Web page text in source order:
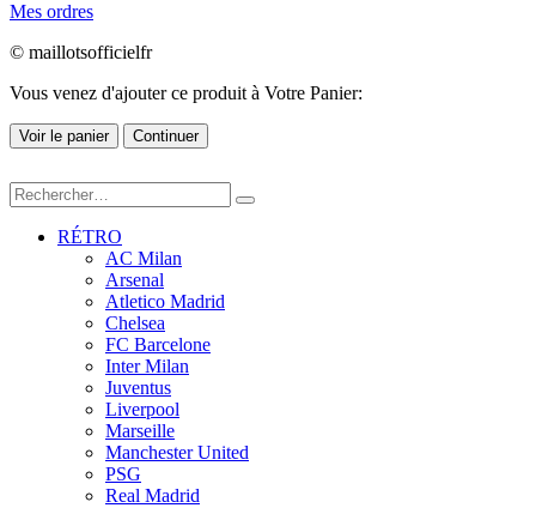
Mes ordres
© maillotsofficielfr
Vous venez d'ajouter ce produit à Votre Panier:
Voir le panier Continuer
RÉTRO
AC Milan
Arsenal
Atletico Madrid
Chelsea
FC Barcelone
Inter Milan
Juventus
Liverpool
Marseille
Manchester United
PSG
Real Madrid